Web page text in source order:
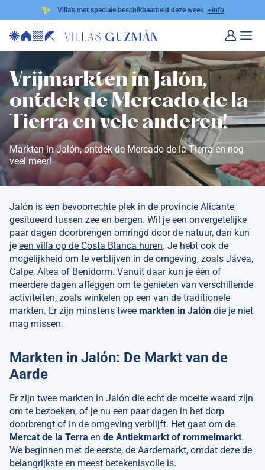
✨ Villa's met speciale beschikbaarheid deze week +info
Vrijmarkten in Jalón,
ontdek de Mercado de la
Tierra en vele anderen!
Markten in Jalón, ontdek de Mercado de la Tierra en nog
veel meer!
Jalón is een bevoorrechte plek in de provincie Alicante,
gesitueerd tussen zee en bergen. Wil je een onvergetelijke
paar dagen doorbrengen omringd door de natuur, dan kun
je een villa op de Costa Blanca huren. Je hebt ook de
mogelijkheid om te verblijven in de omgeving, zoals Jávea,
Calpe, Altea of Benidorm. Vanuit daar kun je één of
meerdere dagen afleggen om te genieten van verschillende
activiteiten, zoals winkelen op een van de traditionele
markten. Er zijn minstens twee markten in Jalón die je niet
mag missen.
Markten in Jalón: De Markt van de
Aarde
Er zijn twee markten in Jalón die echt de moeite waard zijn
om te bezoeken, of je nu een paar dagen in het dorp
doorbrengt of in de omgeving verblijft. Het gaat om de
Mercat de la Terra en de Antiekmarkt of rommelmarkt.
We beginnen met de eerste, de Aardemarkt, omdat deze de
belangrijkste en meest betekenisvolle is.